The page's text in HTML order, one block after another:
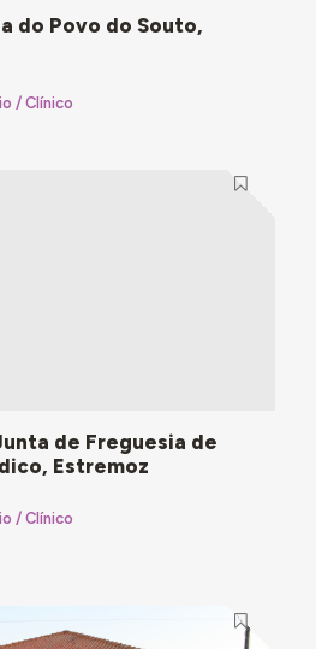
do Povo do Souto,
/ Clínico
de Freguesia de
Estremoz
/ Clínico